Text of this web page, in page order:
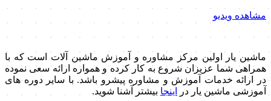
مشاهده ویدیو
ماشین یار اولین مرکز مشاوره و آموزش ماشین آلات است که با
همراهی شما عزیزان شروع به کار کرده و همواره ارائه سعی نموده
در ارائه خدمات آموزش و مشاوره پیشرو باشد. با سایر دوره های
آموزشی ماشین یار در
اینجا بیشتر آشنا شوید.